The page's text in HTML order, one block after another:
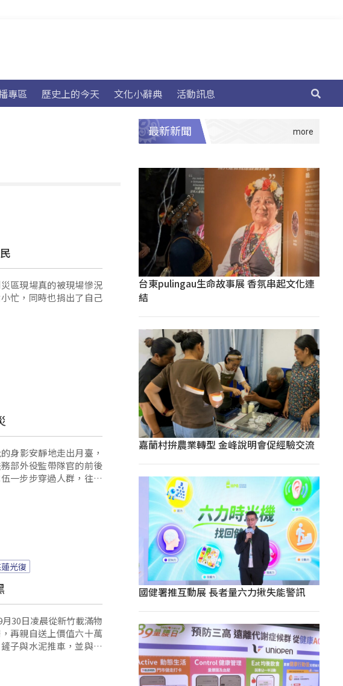
專區 歷史上的今天 文化小辭典 活動訊息
區現場真的被現場慘況
忙，同時也捐出了自己
身影安靜地走出月臺，
部外役監帶隊官的前後
一步步穿過人群，往災
好，至少能替大家做點
光復
30日凌晨從新竹載滿物
再親自送上價值六十萬
子與水泥推車，並與志
最新新聞
台東pulingau生命故事展 香氛串起文化連
結
嘉蘭村拚農業轉型 金峰說明會促經驗交流
國健署推互動展 長者量六力揪失能警訊